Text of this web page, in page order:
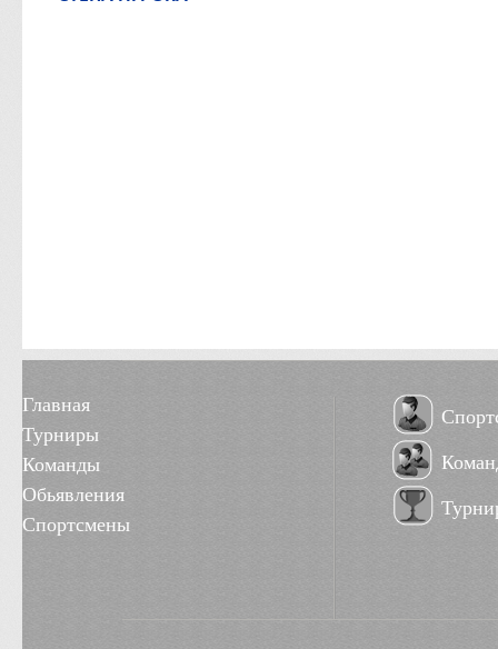
Главная
Турниры
Команды
Обьявления
Спортсмены